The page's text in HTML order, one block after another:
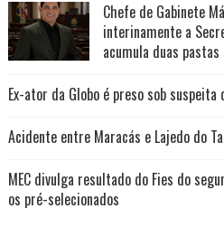
Chefe de Gabinete
interinamente a
acumula duas pastas
Ex-ator da Globo é preso sob
Acidente entre Maracás e Lajedo do
MEC divulga resultado do Fies do
os pré-selecionados